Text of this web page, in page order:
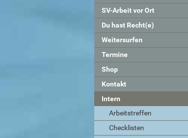
SV-Arbeit vor Ort
Du hast Recht(e)
Weitersurfen
Termine
Shop
Kontakt
Intern
Arbeitstreffen
Checklisten